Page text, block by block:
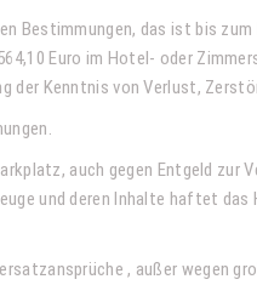
Bestimmungen, das ist bis
Euro im Hotel- oder
der Kenntnis von Verlust,
auch gegen Entgeld
und deren Inhalte haftet
, außer wegen